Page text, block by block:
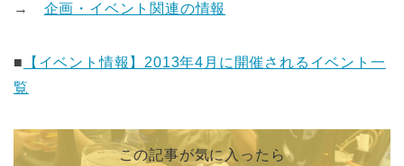
→ 企画・イベント関連の情報
■
【イベント情報】2013年4月に開催されるイベント一
覧
この記事が気に入ったら